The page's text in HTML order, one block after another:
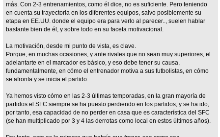
más. Con 2-3 entrenamientos, como él dice, no es suficiente. Pero teniendo
en cuenta su trayectoria en los diferentes equipos, salvo posiblemente su
etapa en EE.UU. donde el equipo era para verlo al parecer.., suelen hablar
bastante bien de él, y sobre todo en su faceta motivacional.
La motivación, desde mi punto de vista, es clave.
Porque, en muchas ocasiones, y ante rivales que no sean muy superiores, el
adelantarte en el marcador es básico, y eso debe tener su causa,
fundamentalmente, en cómo el entrenador motiva a sus futbolistas, en cómo
se afronta y se inicia el partido.
Ya hemos visto cómo en las 2-3 últimas temporadas, en la gran mayoría de
partidos el SFC siempre se ha puesto perdiendo en los partidos, y se ha ido,
por tanto, esa capacidad de no perder en casa que es característica del SFC
(se han multiplicado por 3 y 4 las derrotas como local en estos últimos años).